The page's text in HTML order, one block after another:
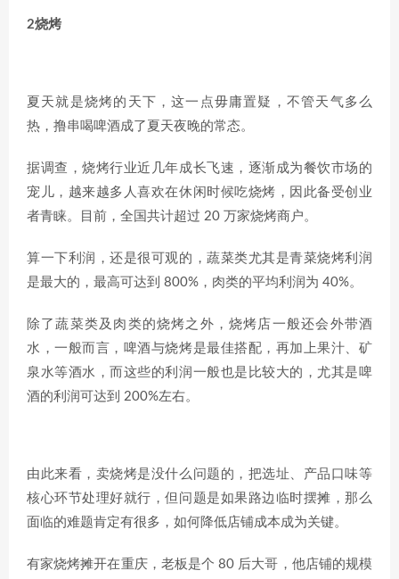
2烧烤
夏天就是烧烤的天下，这一点毋庸置疑，不管天气多么
热，撸串喝啤酒成了夏天夜晚的常态。
据调查，烧烤行业近几年成长飞速，逐渐成为餐饮市场的
宠儿，越来越多人喜欢在休闲时候吃烧烤，因此备受创业
者青睐。目前，全国共计超过 20 万家烧烤商户。
算一下利润，还是很可观的，蔬菜类尤其是青菜烧烤利润
是最大的，最高可达到 800%，肉类的平均利润为 40%。
除了蔬菜类及肉类的烧烤之外，烧烤店一般还会外带酒
水，一般而言，啤酒与烧烤是最佳搭配，再加上果汁、矿
泉水等酒水，而这些的利润一般也是比较大的，尤其是啤
酒的利润可达到 200%左右。
由此来看，卖烧烤是没什么问题的，把选址、产品口味等
核心环节处理好就行，但问题是如果路边临时摆摊，那么
面临的难题肯定有很多，如何降低店铺成本成为关键。
有家烧烤摊开在重庆，老板是个 80 后大哥，他店铺的规模